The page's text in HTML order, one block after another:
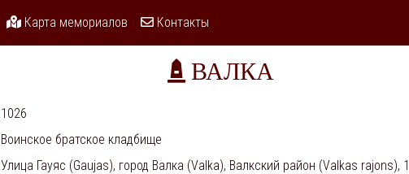
Карта мемориалов Контакты
ВАЛКА
1026
Воинское братское кладбище
Улица Гауяс (Gaujas), город Валка (Valka), Валкский район (Valkas rajons),